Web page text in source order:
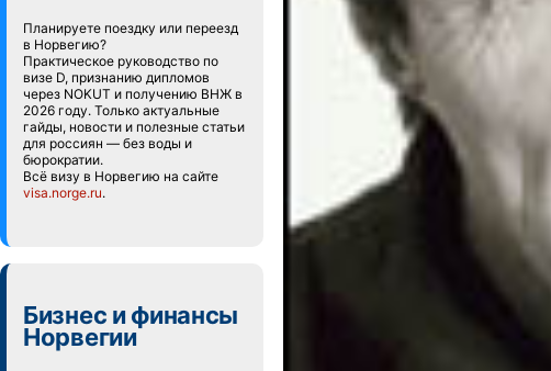
Планируете поездку или переезд
в Норвегию?
Практическое руководство по
визе D, признанию дипломов
через NOKUT и получению ВНЖ в
2026 году. Только актуальные
гайды, новости и полезные статьи
для россиян — без воды и
бюрократии.
Всё визу в Норвегию на сайте
visa.norge.ru.
Бизнес и финансы
Норвегии